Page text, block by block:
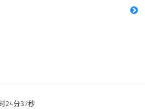
24分37秒